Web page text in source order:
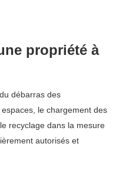
propriété à
débarras des
le chargement des
recyclage dans la mesure
autorisés et